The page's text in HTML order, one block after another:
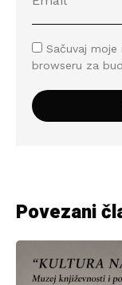
Sačuvaj
browseru za
Povezani